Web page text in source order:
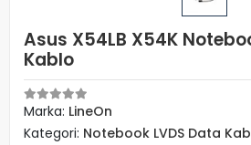
Asus X54LB X54K
Kablo
Marka: LineOn
Kategori: Notebook LVDS Data